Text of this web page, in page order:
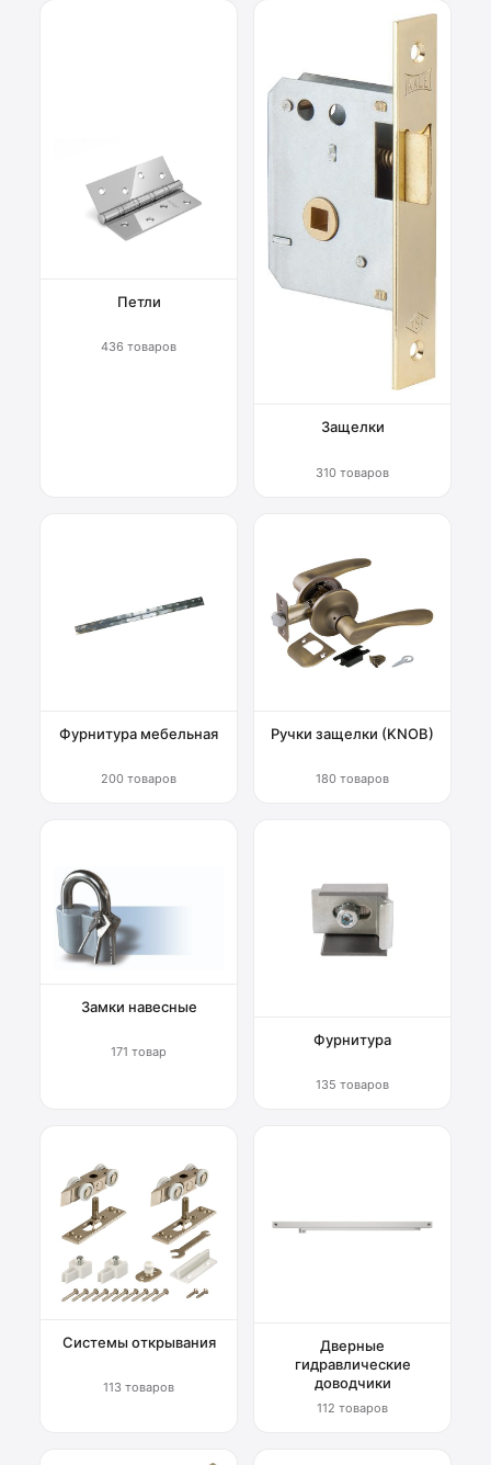
Петли
436 товаров
Защелки
310 товаров
Фурнитура мебельная
200 товаров
Ручки защелки (KNOB)
180 товаров
Замки навесные
171 товар
Фурнитура
135 товаров
Системы открывания
113 товаров
Дверные
гидравлические
доводчики
112 товаров